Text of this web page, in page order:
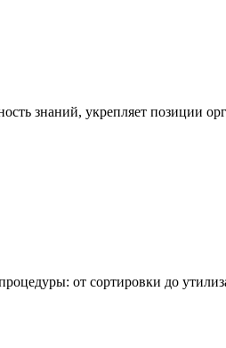
знаний, укрепляет позиции
от сортировки до